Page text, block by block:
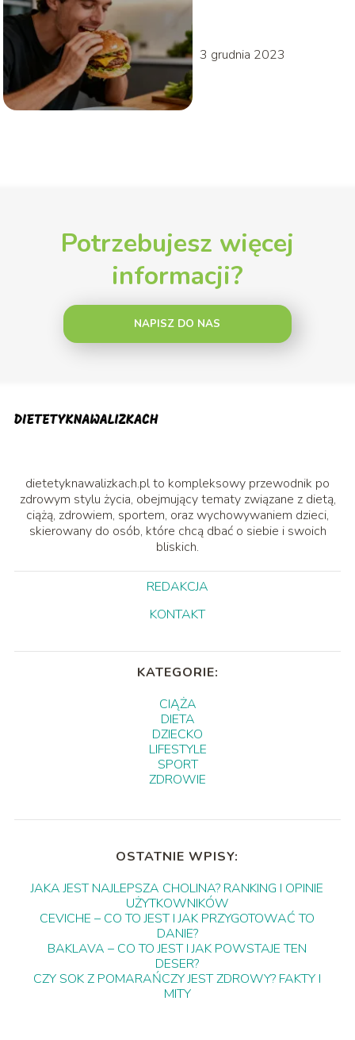
3 grudnia 2023
Potrzebujesz więcej
informacji?
NAPISZ DO NAS
dietetyknawalizkach.pl to kompleksowy przewodnik po
zdrowym stylu życia, obejmujący tematy związane z dietą,
ciążą, zdrowiem, sportem, oraz wychowywaniem dzieci,
skierowany do osób, które chcą dbać o siebie i swoich
bliskich.
REDAKCJA
KONTAKT
KATEGORIE:
CIĄŻA
DIETA
DZIECKO
LIFESTYLE
SPORT
ZDROWIE
OSTATNIE WPISY:
JAKA JEST NAJLEPSZA CHOLINA? RANKING I OPINIE
UŻYTKOWNIKÓW
CEVICHE – CO TO JEST I JAK PRZYGOTOWAĆ TO
DANIE?
BAKLAVA – CO TO JEST I JAK POWSTAJE TEN
DESER?
CZY SOK Z POMARAŃCZY JEST ZDROWY? FAKTY I
MITY